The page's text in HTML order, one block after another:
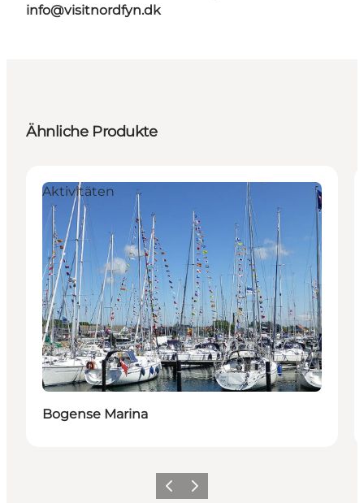
info@visitnordfyn.dk
Ähnliche Produkte
Aktivitäten
Bogense Marina
ZurückWeiter